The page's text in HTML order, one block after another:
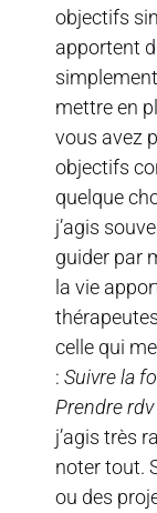
objectifs
apportent
mettre en
vous avez
objectifs
quelque
j’agis
guider par
la vie
celle qui
: Suivre la
Prendre
j’agis très
noter tout.
ou des